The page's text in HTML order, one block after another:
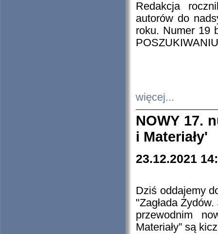
Redakcja
autorów do
roku. Numer 19
więcej...
NOWY 17.
i Materiały'
23.12.2021
Dziś oddajemy
"Zagłada
przewodnim
Materiały” są